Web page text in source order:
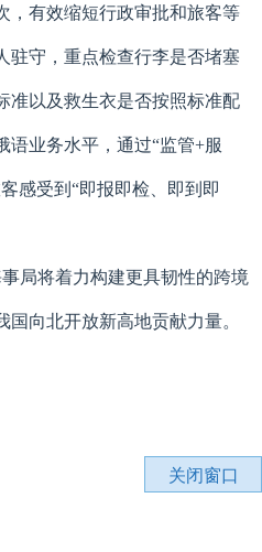
，有效缩短行政审批和旅客等
驻守，重点检查行李是否堵塞
准以及救生衣是否按照标准配
语业务水平，通过“监管+服
感受到“即报即检、即到即
局将着力构建更具韧性的跨境
向北开放新高地贡献力量。
关闭窗口